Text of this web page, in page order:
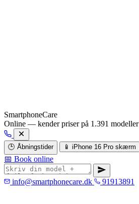
SmartphoneCare
Online — kender priser på 1.391 modeller
🕒 Åbningstider 📱 iPhone 16 Pro skærm
📅 Book online
info@smartphonecare.dk 91913891